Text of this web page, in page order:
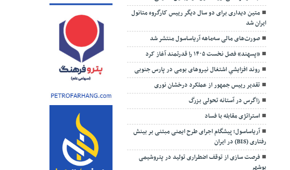
متین دیداری برای دو سال دیگر رییس کارگروه متانول
ایران شد
صورت‌های مالی سه‌ماهه آریاساسول منتشر شد
«پسهند» فصل نخست ۱۴۰۵ را قدرتمند آغاز کرد
روند افزایشیِ اشتغال نیروهای بومی در پارس جنوبی
تقدیر رییس جمهور از عملکرد درخشان نوری
زاگرس در آستانه تحولی بزرگ
استراتژی مقابله با فساد
آریاساسول؛ پیشگام اجرای طرح ایمنی مبتنی بر بینش
رفتاری (BIS) در ایران
فرصت سازی از توقف اضطراری تولید در پتروشیمی
بوشهر